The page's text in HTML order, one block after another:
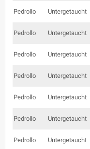
Pedrollo Untergetaucht
Pedrollo Untergetaucht
Pedrollo Untergetaucht
Pedrollo Untergetaucht
Pedrollo Untergetaucht
Pedrollo Untergetaucht
Pedrollo Untergetaucht